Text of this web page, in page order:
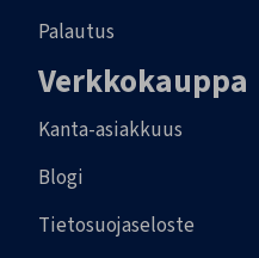
Palautus
Verkkokauppa
Kanta-asiakkuus
Blogi
Tietosuojaseloste